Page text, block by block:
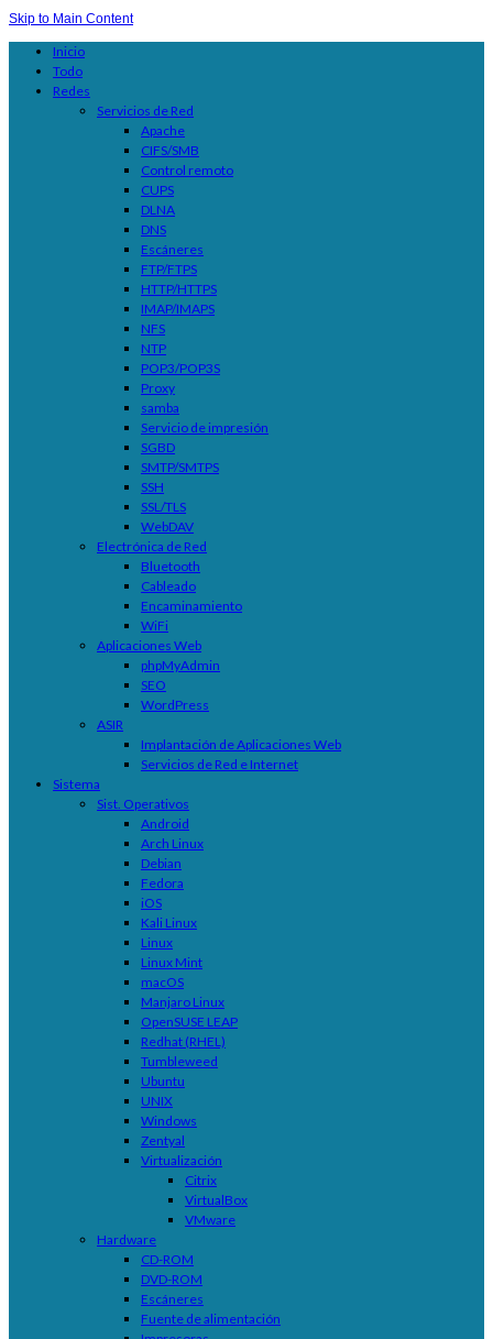
Skip to Main Content
Inicio
Todo
Redes
Servicios de Red
Apache
CIFS/SMB
Control remoto
CUPS
DLNA
DNS
Escáneres
FTP/FTPS
HTTP/HTTPS
IMAP/IMAPS
NFS
NTP
POP3/POP3S
Proxy
samba
Servicio de impresión
SGBD
SMTP/SMTPS
SSH
SSL/TLS
WebDAV
Electrónica de Red
Bluetooth
Cableado
Encaminamiento
WiFi
Aplicaciones Web
phpMyAdmin
SEO
WordPress
ASIR
Implantación de Aplicaciones Web
Servicios de Red e Internet
Sistema
Sist. Operativos
Android
Arch Linux
Debian
Fedora
iOS
Kali Linux
Linux
Linux Mint
macOS
Manjaro Linux
OpenSUSE LEAP
Redhat (RHEL)
Tumbleweed
Ubuntu
UNIX
Windows
Zentyal
Virtualización
Citrix
VirtualBox
VMware
Hardware
CD-ROM
DVD-ROM
Escáneres
Fuente de alimentación